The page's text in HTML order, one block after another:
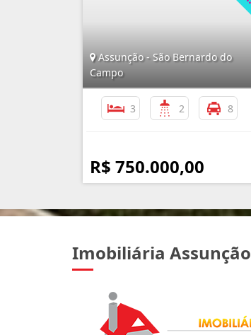
Assunção - São Bernardo do
Campo
3 2 8
R$ 750.000,00
Imobiliária Assunção